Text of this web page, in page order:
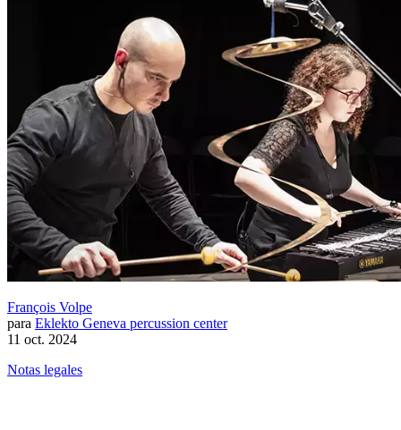
François Volpe
para Eklekto Geneva percussion center
11 oct. 2024
Notas legales